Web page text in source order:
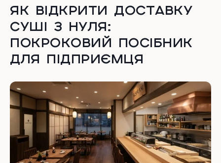
ЯК ВІДКРИТИ ДОСТАВКУ
СУШІ З НУЛЯ:
ПОКРОКОВИЙ ПОСІБНИК
ДЛЯ ПІДПРИЄМЦЯ